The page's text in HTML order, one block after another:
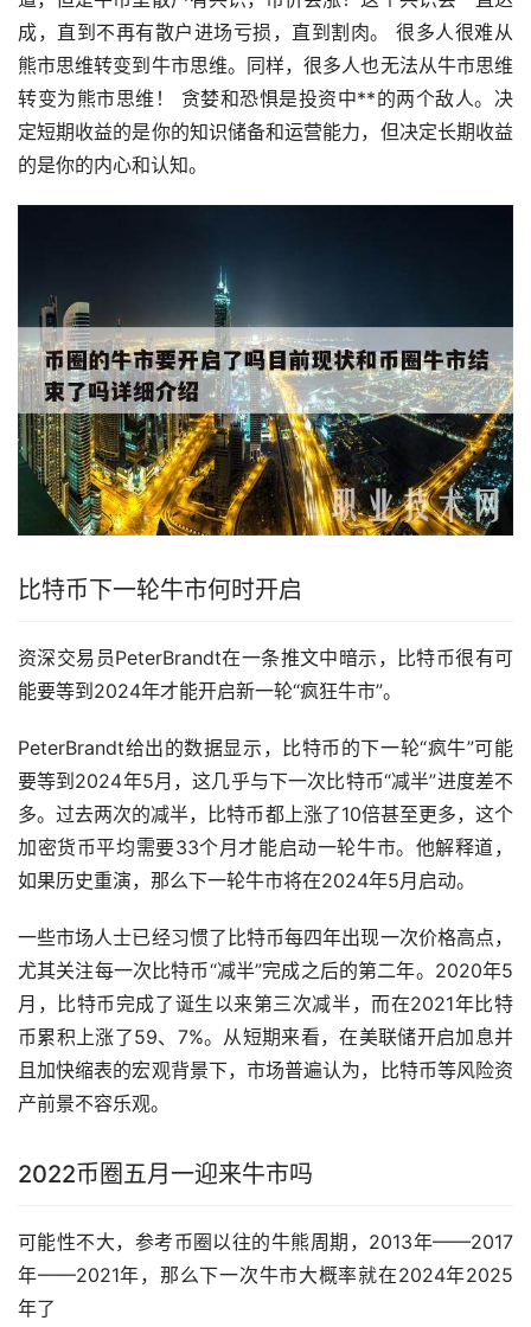
成，直到不再有散户进场亏损，直到割肉。 很多人很难从
熊市思维转变到牛市思维。同样，很多人也无法从牛市思维
转变为熊市思维！ 贪婪和恐惧是投资中**的两个敌人。决
定短期收益的是你的知识储备和运营能力，但决定长期收益
的是你的内心和认知。
比特币下一轮牛市何时开启
资深交易员PeterBrandt在一条推文中暗示，比特币很有可
能要等到2024年才能开启新一轮“疯狂牛市”。
PeterBrandt给出的数据显示，比特币的下一轮“疯牛”可能
要等到2024年5月，这几乎与下一次比特币“减半”进度差不
多。过去两次的减半，比特币都上涨了10倍甚至更多，这个
加密货币平均需要33个月才能启动一轮牛市。他解释道，
如果历史重演，那么下一轮牛市将在2024年5月启动。
一些市场人士已经习惯了比特币每四年出现一次价格高点，
尤其关注每一次比特币“减半”完成之后的第二年。2020年5
月，比特币完成了诞生以来第三次减半，而在2021年比特
币累积上涨了59、7%。从短期来看，在美联储开启加息并
且加快缩表的宏观背景下，市场普遍认为，比特币等风险资
产前景不容乐观。
2022币圈五月一迎来牛市吗
可能性不大，参考币圈以往的牛熊周期，2013年——2017
年——2021年，那么下一次牛市大概率就在2024年2025
年了